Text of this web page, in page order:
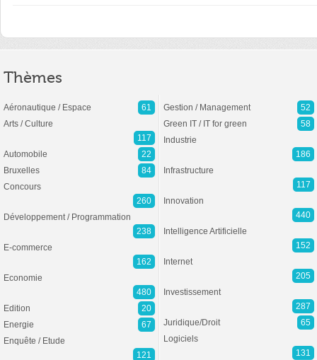
Thèmes
Aéronautique / Espace
61
Arts / Culture
117
Automobile
22
Bruxelles
84
Concours
260
Développement / Programmation
238
E-commerce
162
Economie
480
Edition
20
Energie
67
Enquête / Etude
121
Gestion / Management
52
Green IT / IT for green
58
Industrie
186
Infrastructure
117
Innovation
440
Intelligence Artificielle
152
Internet
205
Investissement
287
Juridique/Droit
65
Logiciels
131